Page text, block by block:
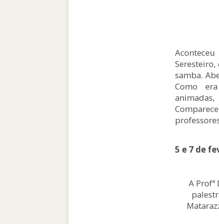
Seresteiro,
samba.
Como
5 e 7 de
A